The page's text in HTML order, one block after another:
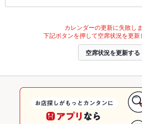
カレンダーの更新に失敗しま
下記ボタンを押して空席状況を更新
空席状況を更新する